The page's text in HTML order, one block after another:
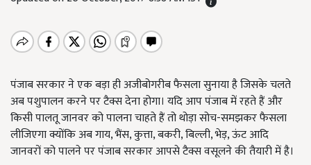
पंजाब सरकार ने एक बड़ा ही अजीबोगरीब फैसला सुनाया है जिसके चलते
अब पशुपालन करने पर टैक्स देना होगा। यदि आप पंजाब में रहते हैं और
किसी पालतू जानवर को पालना चाहते हैं तो थोड़ा सोच-समझकर फैसला
लीजिएगा क्योंकि अब गाय, भैंस, कुत्ता, बकरी, बिल्ली, भेड़, ऊंट आदि
जानवरों को पालने पर पंजाब सरकार आपसे टैक्स वसूलने की तैयारी में है।